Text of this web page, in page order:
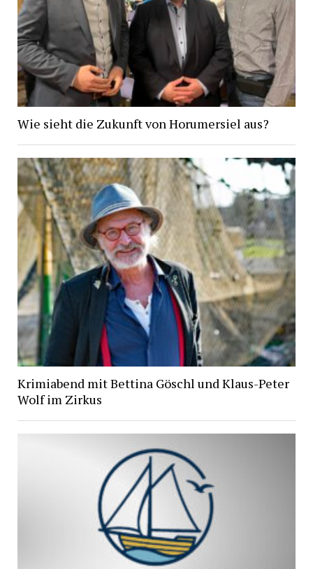
Wie sieht die Zukunft von Horumersiel aus?
Krimiabend mit Bettina Göschl und Klaus-Peter
Wolf im Zirkus